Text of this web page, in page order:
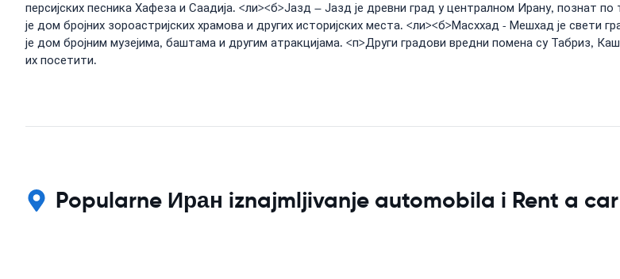
персијских песника Хафеза и Саадија. <ли><б>Јазд – Јазд је древни град у централном Ирану, познат
је дом бројних зороастријских храмова и других историјских места. <ли><б>Масххад - Мешхад је
је дом бројним музејима, баштама и другим атракцијама. <п>Други градови вредни помена су Табриз,
их посетити.
Popularne Иран iznajmljivanje automobila i Rent a